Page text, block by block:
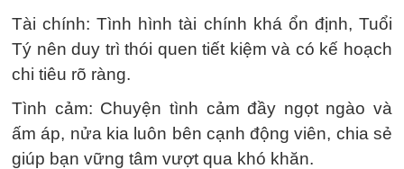
Tài chính: Tình hình tài chính khá ổn định, Tuổi
Tý nên duy trì thói quen tiết kiệm và có kế hoạch
chi tiêu rõ ràng.
Tình cảm: Chuyện tình cảm đầy ngọt ngào và
ấm áp, nửa kia luôn bên cạnh động viên, chia sẻ
giúp bạn vững tâm vượt qua khó khăn.